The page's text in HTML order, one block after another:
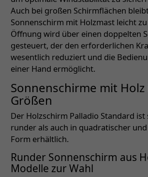
Auch bei großen Schirmflächen
Sonnenschirm mit Holzmast leicht
Öffnung wird über einen doppelten
gesteuert, der den erforderlichen
wesentlich reduziert und die
einer Hand ermöglicht.
Sonnenschirme mit Holz
Größen
Der Holzschirm Palladio Standard ist
runder als auch in quadratischer
Form erhältlich.
Runder Sonnenschirm aus
Modelle zur Wahl